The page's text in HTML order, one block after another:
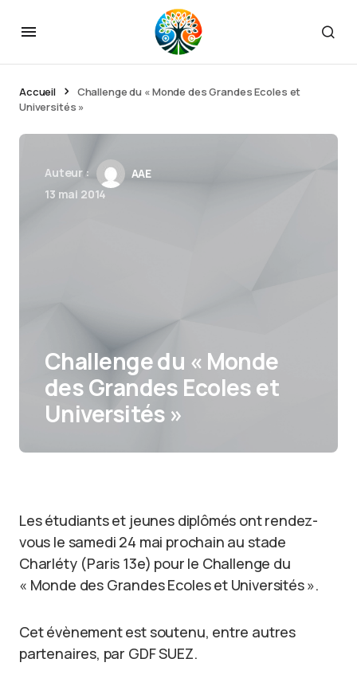
Accueil
Challenge du « Monde des Grandes Ecoles et
Universités »
Auteur :
AAE
13 mai 2014
Challenge du « Monde
des Grandes Ecoles et
Universités »
Les étudiants et jeunes diplômés ont rendez-
vous le samedi 24 mai prochain au stade
Charléty (Paris 13e) pour le Challenge du
« Monde des Grandes Ecoles et Universités ».
Cet évènement est soutenu, entre autres
partenaires, par GDF SUEZ.